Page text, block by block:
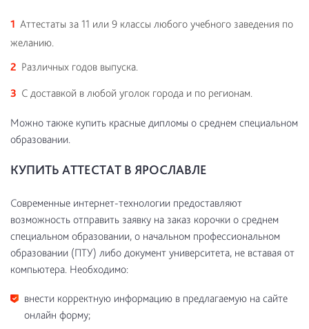
Аттестаты за 11 или 9 классы любого учебного заведения по
желанию.
Различных годов выпуска.
С доставкой в любой уголок города и по регионам.
Можно также купить красные дипломы о среднем специальном
образовании.
КУПИТЬ АТТЕСТАТ В ЯРОСЛАВЛЕ
Современные интернет-технологии предоставляют
возможность отправить заявку на заказ корочки о среднем
специальном образовании, о начальном профессиональном
образовании (ПТУ) либо документ университета, не вставая от
компьютера. Необходимо:
внести корректную информацию в предлагаемую на сайте
онлайн форму;